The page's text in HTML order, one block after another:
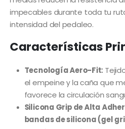
impecables durante toda tu
intensidad del pedaleo.
Características
Tecnología Aero-Fit:
el empeine y la caña que
favorece la circulación
Silicona Grip de Alta
bandas de silicona (gel